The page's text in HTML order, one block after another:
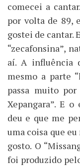
comecei a
por volta de 89,
gostei de cantar.
“zecafonsina”,
aí. A influência
mesmo a parte
passa muito
Xepangara”. E
deu e que me
uma coisa que
gosto. O
foi produzido